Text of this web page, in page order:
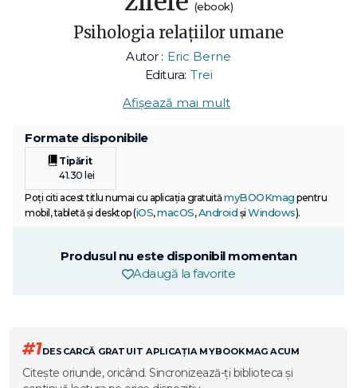
(ebook)
Psihologia relaţiilor umane
Autor : Eric Berne
Editura: Trei
Afișează mai mult
Formate disponibile
Tipărit
41.30 lei
Poți citi acest titlu numai cu aplicația gratuitămyBOOKmag pentru
mobil, tabletă și desktop (iOS,macOS,Android și Windows).
Produsul nu este disponibil momentan
Adaugă la favorite
#1DESCARCĂ GRATUIT APLICAȚIA MYBOOKMAG ACUM
Citește oriunde, oricând. Sincronizează-ți biblioteca și